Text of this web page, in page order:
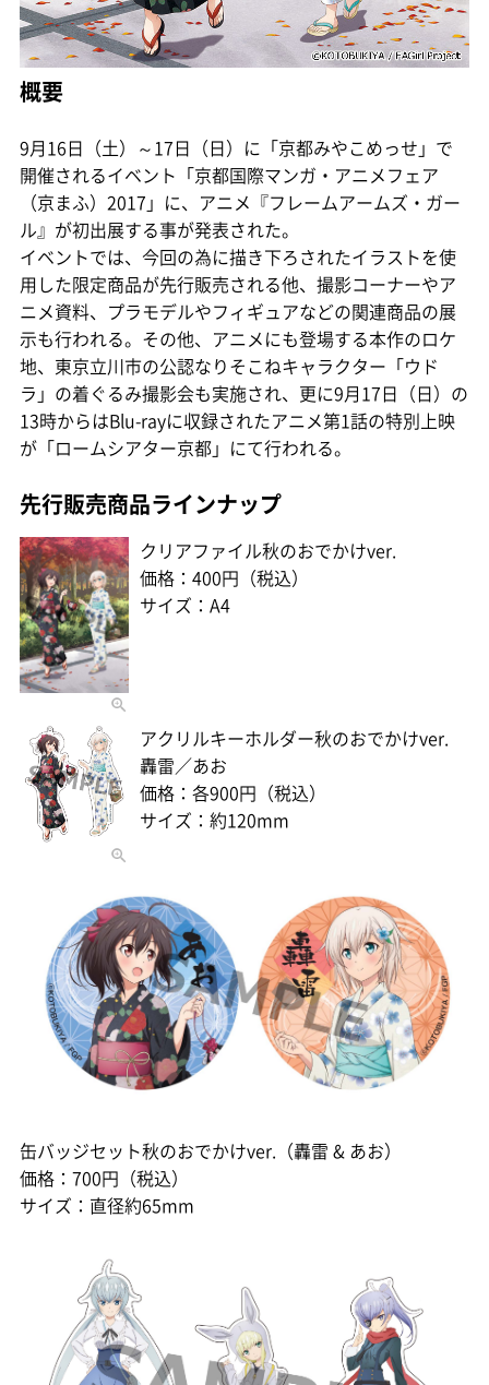
概要
9月16日（土）～17日（日）に「京都みやこめっせ」で
開催されるイベント「京都国際マンガ・アニメフェア
（京まふ）2017」に、アニメ『フレームアームズ・ガー
ル』が初出展する事が発表された。
イベントでは、今回の為に描き下ろされたイラストを使
用した限定商品が先行販売される他、撮影コーナーやア
ニメ資料、プラモデルやフィギュアなどの関連商品の展
示も行われる。その他、アニメにも登場する本作のロケ
地、東京立川市の公認なりそこねキャラクター「ウド
ラ」の着ぐるみ撮影会も実施され、更に9月17日（日）の
13時からはBlu-rayに収録されたアニメ第1話の特別上映
が「ロームシアター京都」にて行われる。
先行販売商品ラインナップ
クリアファイル秋のおでかけver.
価格：400円（税込）
サイズ：A4
アクリルキーホルダー秋のおでかけver.
轟雷／あお
価格：各900円（税込）
サイズ：約120mm
缶バッジセット秋のおでかけver.（轟雷 & あお）
価格：700円（税込）
サイズ：直径約65mm